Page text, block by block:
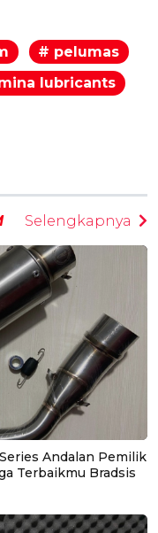
# pelumas
lubricants
Selengkapnya
Andalan Pemilik
Terbaikmu Bradsis